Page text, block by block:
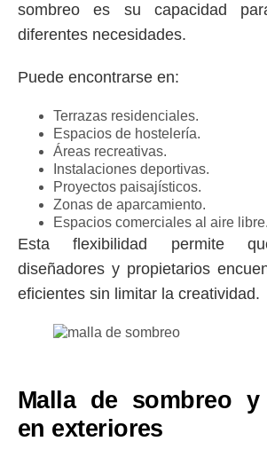
sombreo es su capacidad
diferentes necesidades.
Puede encontrarse en:
Terrazas residenciales.
Espacios de hostelería.
Áreas recreativas.
Instalaciones deportivas.
Proyectos paisajísticos.
Zonas de aparcamiento.
Espacios comerciales al aire libre.
Esta flexibilidad permite
diseñadores y propietarios
eficientes sin limitar la creatividad.
Malla de sombreo y
en exteriores